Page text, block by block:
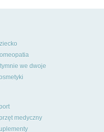
we dwoje
medyczny